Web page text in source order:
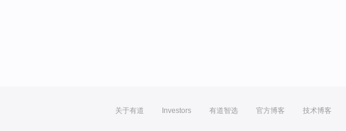
关于有道 Investors 有道智选 官方博客 技术博客